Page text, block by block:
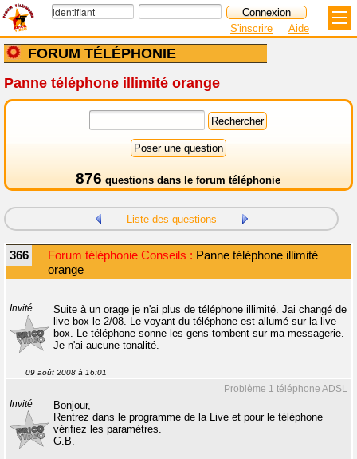
FORUM TÉLÉPHONIE
S'inscrire Aide
Panne téléphone illimité orange
876 questions dans le forum téléphonie
Liste des questions
366 Forum téléphonie Conseils : Panne téléphone illimité
orange
Invité
Suite à un orage je n'ai plus de téléphone illimité. Jai changé de
live box le 2/08. Le voyant du téléphone est allumé sur la live-
box. Le téléphone sonne les gens tombent sur ma messagerie.
Je n'ai aucune tonalité.
09 août 2008 à 16:01
Problème 1 téléphone ADSL
Invité
Bonjour,
Rentrez dans le programme de la Live et pour le téléphone
vérifiez les paramètres.
G.B.